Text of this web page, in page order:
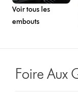
Voir tous les
embouts
Foire Aux